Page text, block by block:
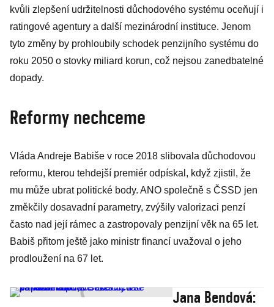
kvůli zlepšení udržitelnosti důchodového systému oceňují i
ratingové agentury a další mezinárodní instituce. Jenom
tyto změny by prohloubily schodek penzijního systému do
roku 2050 o stovky miliard korun, což nejsou zanedbatelné
dopady.
Reformy nechceme
Vláda Andreje Babiše v roce 2018 slibovala důchodovou
reformu, kterou tehdejší premiér odpískal, když zjistil, že
mu může ubrat politické body. ANO společně s ČSSD jen
změkčily dosavadní parametry, zvýšily valorizaci penzí
často nad její rámec a zastropovaly penzijní věk na 65 let.
Babiš přitom ještě jako ministr financí uvažoval o jeho
prodloužení na 67 let.
Jana Bendová: